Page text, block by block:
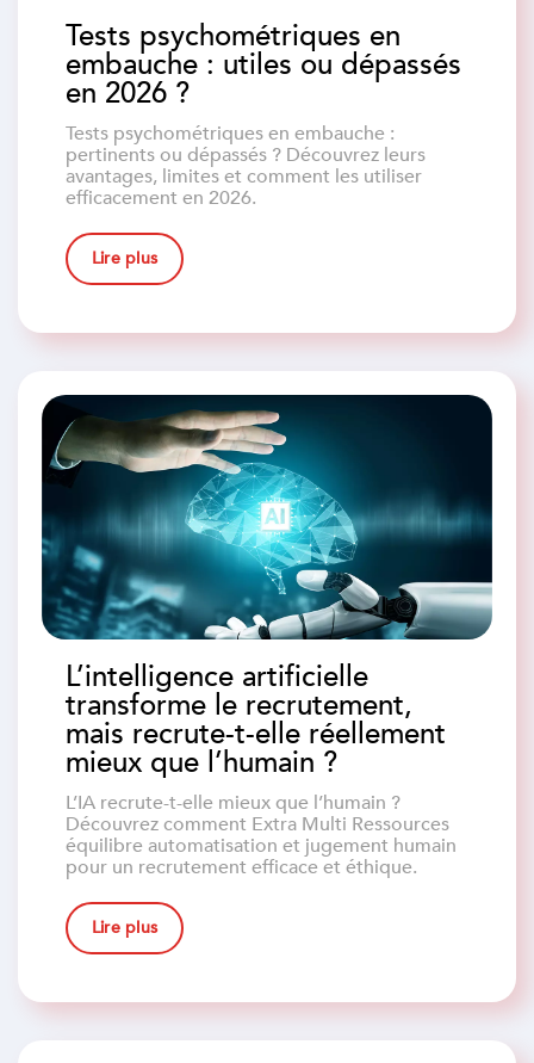
Tests psychométriques en
embauche : utiles ou dépassés
en 2026 ?
Tests psychométriques en embauche :
pertinents ou dépassés ? Découvrez leurs
avantages, limites et comment les utiliser
efficacement en 2026.
Lire plus
L’intelligence artificielle
transforme le recrutement,
mais recrute-t-elle réellement
mieux que l’humain ?
L’IA recrute-t-elle mieux que l’humain ?
Découvrez comment Extra Multi Ressources
équilibre automatisation et jugement humain
pour un recrutement efficace et éthique.
Lire plus